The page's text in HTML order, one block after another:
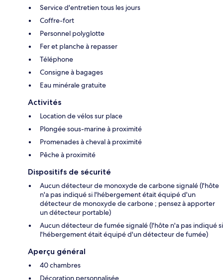
Service d'entretien tous les jours
Coffre-fort
Personnel polyglotte
Fer et planche à repasser
Téléphone
Consigne à bagages
Eau minérale gratuite
Activités
Location de vélos sur place
Plongée sous-marine à proximité
Promenades à cheval à proximité
Pêche à proximité
Dispositifs de sécurité
Aucun détecteur de monoxyde de carbone signalé (l'hôte
n'a pas indiqué si l'hébergement était équipé d'un
détecteur de monoxyde de carbone ; pensez à apporter
un détecteur portable)
Aucun détecteur de fumée signalé (l'hôte n'a pas indiqué si
l'hébergement était équipé d'un détecteur de fumée)
Aperçu général
40 chambres
Décoration personnalisée